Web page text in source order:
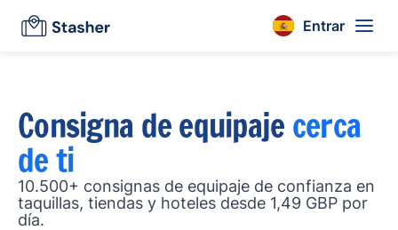
Entrar
Consigna de equipajecerca
de ti
10.500+ consignas de equipaje de confianza en
taquillas, tiendas y hoteles desde 1,49 GBP por
día.